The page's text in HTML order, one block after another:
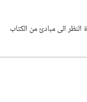
الى مبادئ من الكتاب